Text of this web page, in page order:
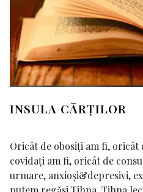
INSULA CĂRȚILOR
Oricât de obosiți am fi,
covidați am fi, oricât de
urmare, anxioși&depresivi,